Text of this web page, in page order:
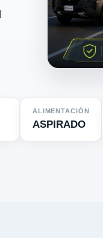
ALIMENTACIÓN
ASPIRADO